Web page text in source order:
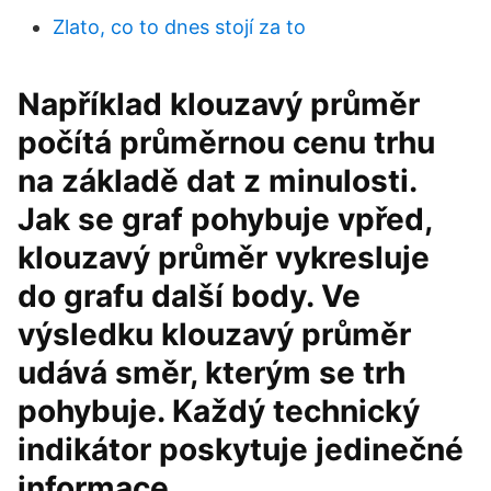
Zlato, co to dnes stojí za to
Například klouzavý průměr
počítá průměrnou cenu trhu
na základě dat z minulosti.
Jak se graf pohybuje vpřed,
klouzavý průměr vykresluje
do grafu další body. Ve
výsledku klouzavý průměr
udává směr, kterým se trh
pohybuje. Každý technický
indikátor poskytuje jedinečné